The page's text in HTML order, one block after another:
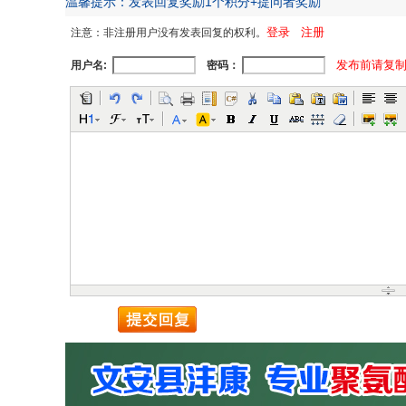
注意：非注册用户没有发表回复的权利。 登录 注册
用户名: 密码： 发布前请复